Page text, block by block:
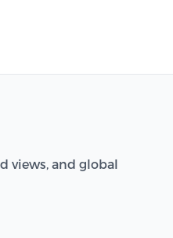
views, and global